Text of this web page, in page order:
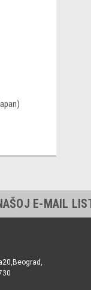
E-MAIL